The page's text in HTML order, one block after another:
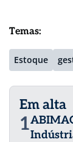
Temas:
Estoque
Em alta
1